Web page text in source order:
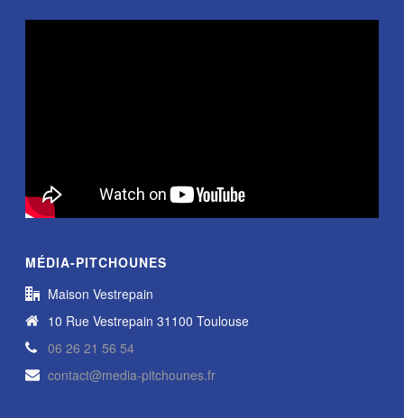
MÉDIA-PITCHOUNES
Maison Vestrepain
10 Rue Vestrepain 31100 Toulouse
06 26 21 56 54
contact@media-pitchounes.fr